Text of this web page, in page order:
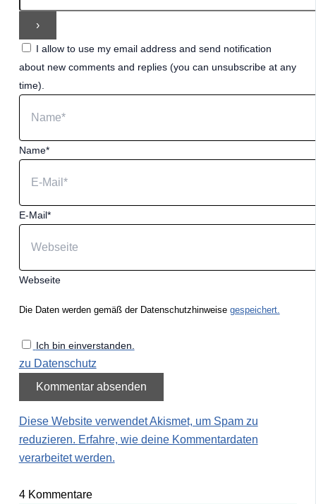
I allow to use my email address and send notification
about new comments and replies (you can unsubscribe at any
time).
Name*
E-Mail*
Webseite
Die Daten werden gemäß der Datenschutzhinweise gespeichert.
Ich bin einverstanden.
zu Datenschutz
Diese Website verwendet Akismet, um Spam zu
reduzieren. Erfahre, wie deine Kommentardaten
verarbeitet werden.
4Kommentare